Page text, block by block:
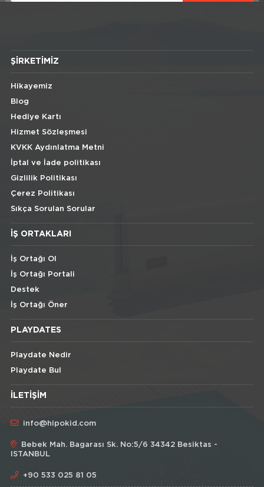
ŞIRKETIMIZ
Hikayemiz
Blog
Hediye Kartı
Hizmet Sözleşmesi
KVKK Aydınlatma Metni
İptal ve İade politikası
Gizlilik Politikası
Çerez Politikası
Sıkça Sorulan Sorular
İŞ ORTAKLARI
İş Ortağı Ol
İş Ortağı Portali
Destek
İş Ortağı Öner
PLAYDATES
Playdate Nedir
Playdate Bul
İLETIŞIM
info@hipokid.com
Bebek Mah. Bagarası Sk. No:5/6 34342 Besiktas -
ISTANBUL
+90 533 025 81 05